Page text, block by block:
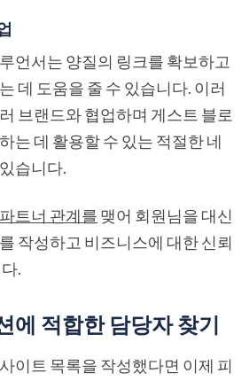
언서는 양질의 링크를 확보하고
데 도움을 줄 수 있습니다. 이러
브랜드와 협업하며 게스트 블로
는 데 활용할 수 있는 적절한 네
습니다.
트너 관계를 맺어 회원님을 대신
작성하고 비즈니스에 대한 신뢰
.
에 적합한 담당자 찾기
이트 목록을 작성했다면 이제 피